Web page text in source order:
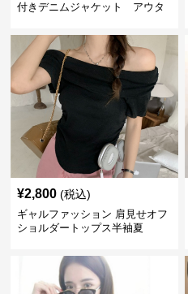
付きデニムジャケット アウタ
¥2,800 (税込)
ギャルファッション 肩見せオフ
ショルダートップス半袖夏